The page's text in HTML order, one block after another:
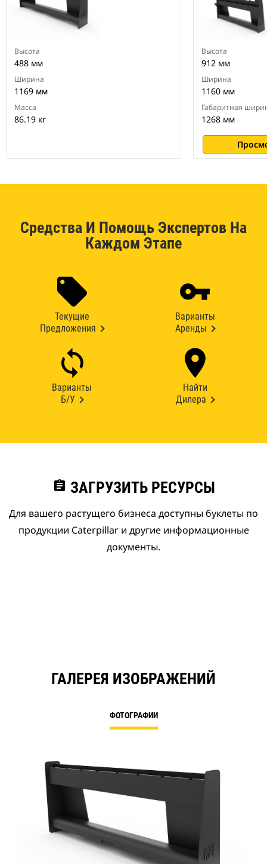
Высота
488 мм
Ширина
1169 мм
Масса
86.19 кг
Высота
912 мм
Ширина
1160 мм
Габаритная
1268 мм
Средства И Помощь Экспертов На
Каждом Этапе
Текущие
Предложения
Варианты
Аренды
Варианты
Б/У
Найти
Дилера
assignment ЗАГРУЗИТЬ РЕСУРСЫ
Для вашего растущего бизнеса доступны буклеты по
продукции Caterpillar и другие информационные
документы.
ГАЛЕРЕЯ ИЗОБРАЖЕНИЙ
ФОТОГРАФИИ